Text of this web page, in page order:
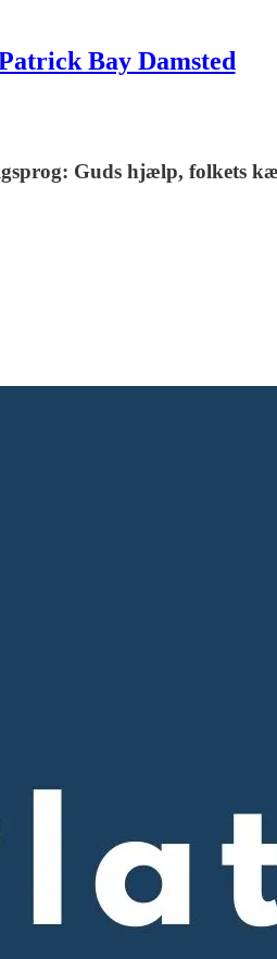
Bay Damsted
Guds hjælp, folkets